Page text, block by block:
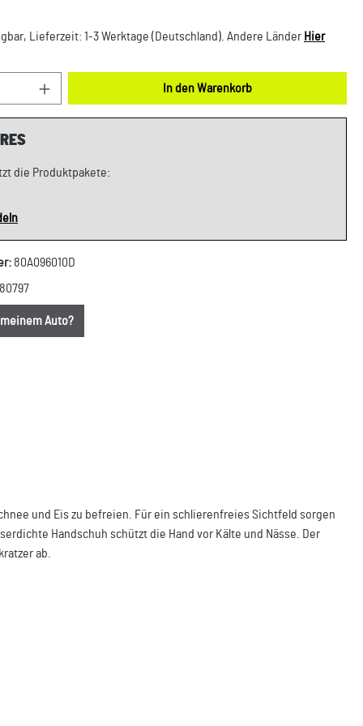
Lieferzeit: 1-3 Werktage (Deutschland). Andere Länder Hier
Gib den gewünschten Wert ein oder
In den Warenkorb
die Produktpakete:
80A096010D
meinem Auto?
und Eis zu befreien. Für ein schlierenfreies Sichtfeld sorgen
Handschuh schützt die Hand vor Kälte und Nässe. Der
ab.